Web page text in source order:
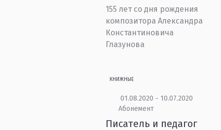
155 лет со дня рождения
композитора Александра
Константиновича
Глазунова
КНИЖНЫЕ
01.08.2020 - 10.07.2020
Абонемент
Писатель и педагог